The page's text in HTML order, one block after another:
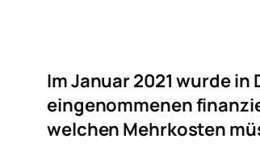
Im Januar 2021 wurde
eingenommenen
welchen Mehrkosten